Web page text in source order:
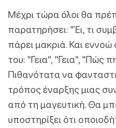
Μέχρι τώρα όλοι θα
παρατηρήσει: "Έι, τι
πάρει μακριά. Και
του: "Γεια", "Γεια", "Πώς
Πιθανότατα να
τρόπος έναρξης μιας
από τη μαγευτική. Θα
υποστηρίξει ότι